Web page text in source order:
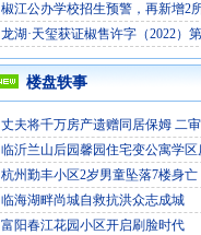
椒江公办学校招生预警，再新增2
龙湖·天玺获证椒售许字（2022）
楼盘轶事
丈夫将千万房产遗赠同居保姆 二
临沂兰山后园馨园住宅变公寓学
杭州勤丰小区2岁男童坠落7楼身亡
临海湖畔尚城自救抗洪众志成城
富阳春江花园小区开启刷脸时代